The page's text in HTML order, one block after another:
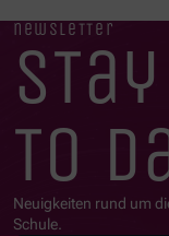
newsletter
to
Neuigkeiten rund um
Schule.